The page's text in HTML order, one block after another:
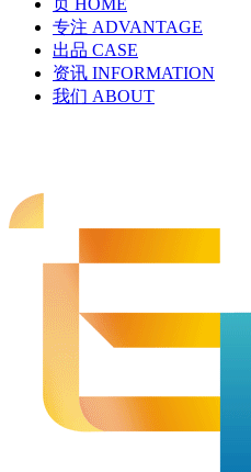
页 HOME
专注 ADVANTAGE
出品 CASE
资讯 INFORMATION
我们 ABOUT